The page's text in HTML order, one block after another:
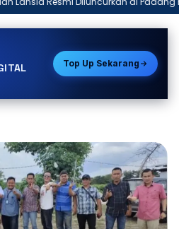
Top Up Sekarang